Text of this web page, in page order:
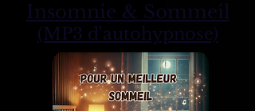
Insomnie & Sommeil
(MP3 d'autohypnose)